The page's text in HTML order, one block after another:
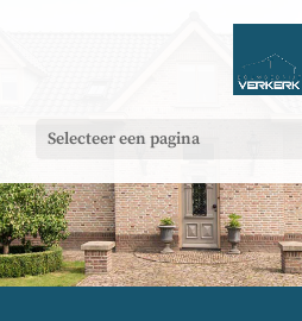
Selecteer een pagina